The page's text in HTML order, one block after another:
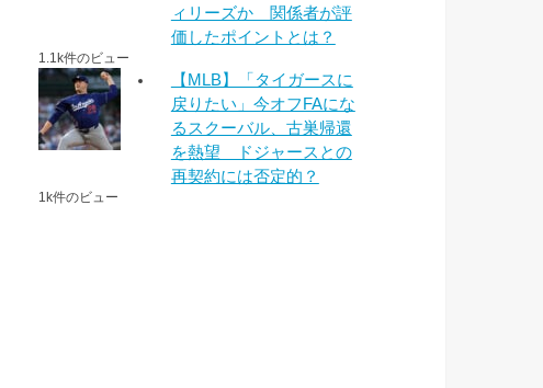
ィリーズか 関係者が評
価したポイントとは？
1.1k件のビュー
【MLB】「タイガースに
戻りたい」今オフFAにな
るスクーバル、古巣帰還
を熱望 ドジャースとの
再契約には否定的？
1k件のビュー